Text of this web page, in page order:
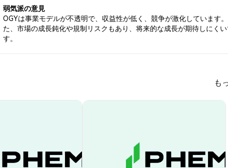
弱気派の意見
OGYは事業モデルが不透明で、収益性が低く、競争が激化しています
た、市場の成長鈍化や規制リスクもあり、将来的な成長が期待しにく
す。
も